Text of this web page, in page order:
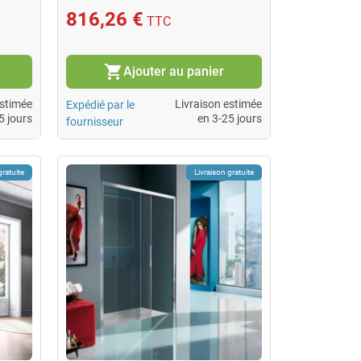
jours
816,26 € TTC
shopping_cartAjouter au panier
Expédié par le
fournisseur
Livraison estimée
en 3-25 jours
Livraison gratuite